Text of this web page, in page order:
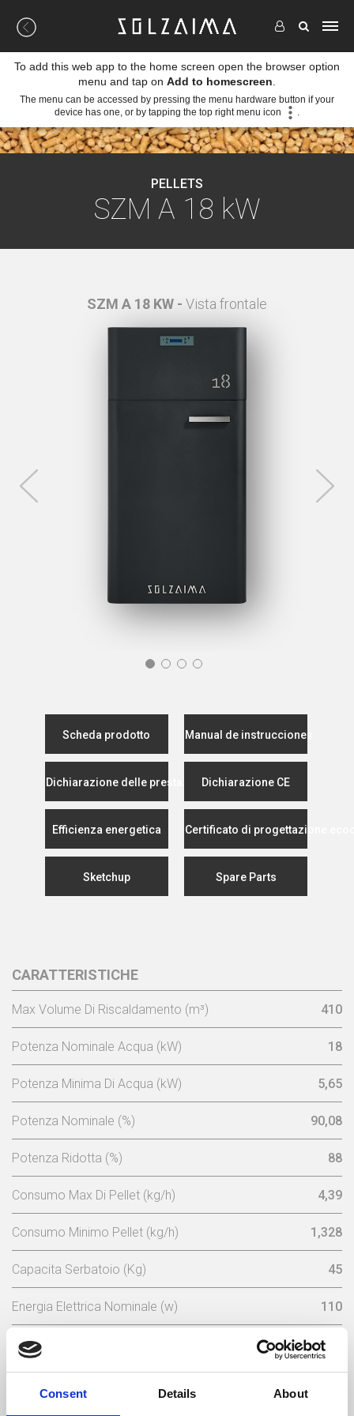
Consent Details About
PELLETS
SZM A 18 kW
SZM A 18 KW -Vista frontale
Scheda prodotto Manual de instrucciones
Dichiarazione delle prestazioniDichiarazione CE
Efficienza energetica Certificato di progettazione
Sketchup Spare Parts
CARATTERISTICHE
Max Volume Di Riscaldamento (m³) 410
Potenza Nominale Acqua (kW) 18
Potenza Minima Di Acqua (kW) 5,65
Potenza Nominale (%) 90,08
Potenza Ridotta (%) 88
Consumo Max Di Pellet (kg/h) 4,39
Consumo Minimo Pellet (kg/h) 1,328
Capacita Serbatoio (Kg) 45
Energia Elettrica Nominale (w) 110
Potenza Di Avviamento Elettrico (w) 410
To add this web app to the home screen open the browser option
menu and tap on Add to homescreen
The menu can be accessed by pressing the menu hardware button if your
device has one, or by tapping the top right menu icon
.